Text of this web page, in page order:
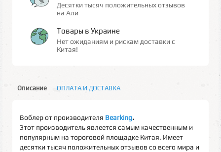
Десятки тысяч положительных отзывов
на Али
Товары в Украине
Нет ожиданиям и рискам доставки с
Китая!
Описание ОПЛАТА И ДОСТАВКА
Воблер от производителя Bearking.
Этот производитель явлеется самым качественным и
популярным на тороговой площадке Китая. Имеет
десятки тысяч положительных отзывов со всего мира и